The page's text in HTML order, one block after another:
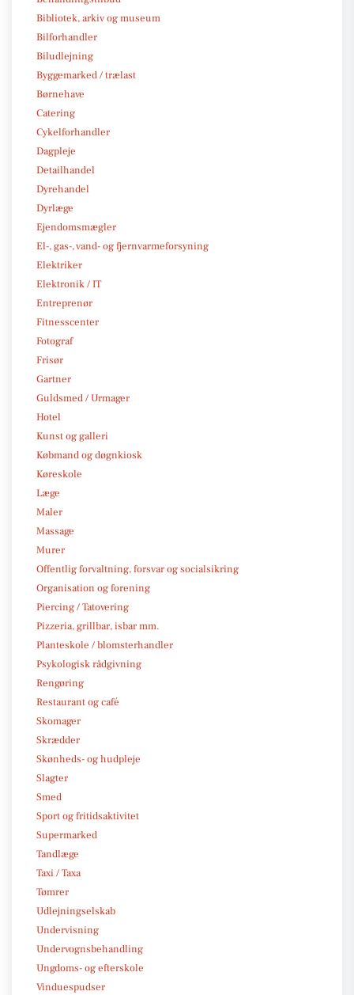
Bibliotek, arkiv og museum
Bilforhandler
Biludlejning
Byggemarked / trælast
Børnehave
Catering
Cykelforhandler
Dagpleje
Detailhandel
Dyrehandel
Dyrlæge
Ejendomsmægler
El-, gas-, vand- og fjernvarmeforsyning
Elektriker
Elektronik / IT
Entreprenør
Fitnesscenter
Fotograf
Frisør
Gartner
Guldsmed / Urmager
Hotel
Kunst og galleri
Købmand og døgnkiosk
Køreskole
Læge
Maler
Massage
Murer
Offentlig forvaltning, forsvar og socialsikring
Organisation og forening
Piercing / Tatovering
Pizzeria, grillbar, isbar mm.
Planteskole / blomsterhandler
Psykologisk rådgivning
Rengøring
Restaurant og café
Skomager
Skrædder
Skønheds- og hudpleje
Slagter
Smed
Sport og fritidsaktivitet
Supermarked
Tandlæge
Taxi / Taxa
Tømrer
Udlejningselskab
Undervisning
Undervognsbehandling
Ungdoms- og efterskole
Vinduespudser